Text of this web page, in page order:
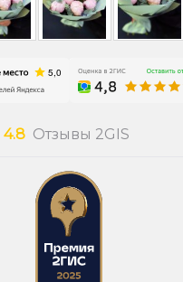
4.8 Отзывы 2GIS